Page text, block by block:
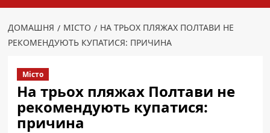
ДОМАШНЯ МІСТО
НА ТРЬОХ ПЛЯЖАХ ПОЛТАВИ НЕ
РЕКОМЕНДУЮТЬ КУПАТИСЯ: ПРИЧИНА
Місто
На трьох пляжах Полтави не
рекомендують купатися:
причина